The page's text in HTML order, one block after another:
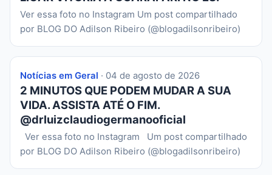
Ver essa foto no Instagram Um post compartilhado
por BLOG DO Adilson Ribeiro (@blogadilsonribeiro)
Notícias em Geral · 04 de agosto de 2026
2 MINUTOS QUE PODEM MUDAR A SUA
VIDA. ASSISTA ATÉ O FIM.
@drluizclaudiogermanooficial
Ver essa foto no Instagram Um post compartilhado
por BLOG DO Adilson Ribeiro (@blogadilsonribeiro)